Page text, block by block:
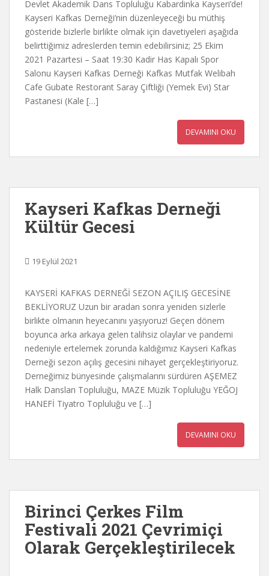
Devlet Akademik Dans Topluluğu Kabardinka Kayseri’de!
Kayseri Kafkas Derneği’nin düzenleyeceği bu müthiş
gösteride bizlerle birlikte olmak için davetiyeleri aşağıda
belirttiğimiz adreslerden temin edebilirsiniz; 25 Ekim
2021 Pazartesi – Saat 19:30 Kadir Has Kapalı Spor
Salonu Kayseri Kafkas Derneği Kafkas Mutfak Welibah
Cafe Gubate Restorant Saray Çiftliği (Yemek Evi) Star
Pastanesi (Kale […]
DEVAMINI OKU
Kayseri Kafkas Derneği
Kültür Gecesi
19 Eylül 2021
KAYSERİ KAFKAS DERNEĞİ SEZON AÇILIŞ GECESİNE
BEKLİYORUZ Uzun bir aradan sonra yeniden sizlerle
birlikte olmanın heyecanını yaşıyoruz! Geçen dönem
boyunca arka arkaya gelen talihsiz olaylar ve pandemi
nedeniyle ertelemek zorunda kaldığımız Kayseri Kafkas
Derneği sezon açılış gecesini nihayet gerçekleştiriyoruz.
Derneğimiz bünyesinde çalışmalarını sürdüren AŞEMEZ
Halk Dansları Topluluğu, MAZE Müzik Topluluğu YEĞOJ
HANEFİ Tiyatro Topluluğu ve […]
DEVAMINI OKU
Birinci Çerkes Film
Festivali 2021 Çevrimiçi
Olarak Gerçekleştirilecek